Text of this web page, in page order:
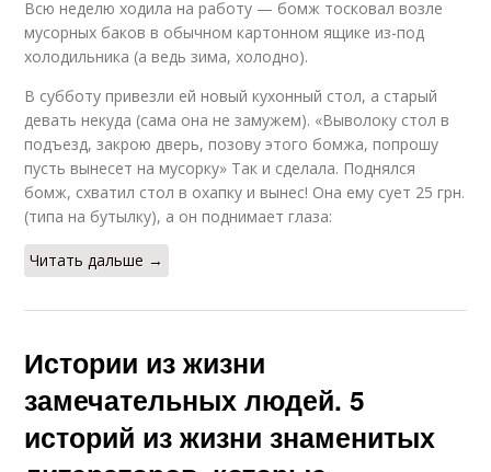
Всю неделю ходила на работу — бомж тосковал возле
мусорных баков в обычном картонном ящике из-под
холодильника (а ведь зима, холодно).
В субботу привезли ей новый кухонный стол, а старый
девать некуда (сама она не замужем). «Выволоку стол в
подъезд, закрою дверь, позову этого бомжа, попрошу
пусть вынесет на мусорку» Так и сделала. Поднялся
бомж, схватил стол в охапку и вынес! Она ему сует 25 грн.
(типа на бутылку), а он поднимает глаза:
Читать дальше →
Истории из жизни
замечательных людей. 5
историй из жизни знаменитых